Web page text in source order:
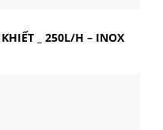
_ 250L/H – INOX